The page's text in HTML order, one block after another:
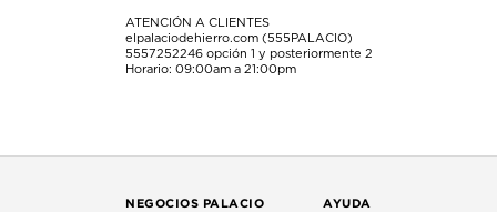
ATENCIÓN A CLIENTES
elpalaciodehierro.com (555PALACIO)
5557252246 opción 1 y posteriormente 2
Horario: 09:00am a 21:00pm
NEGOCIOS PALACIO AYUDA